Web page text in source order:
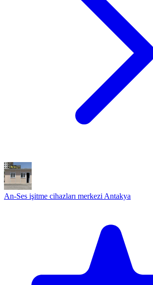
An-Ses işitme cihazları merkezi Antakya